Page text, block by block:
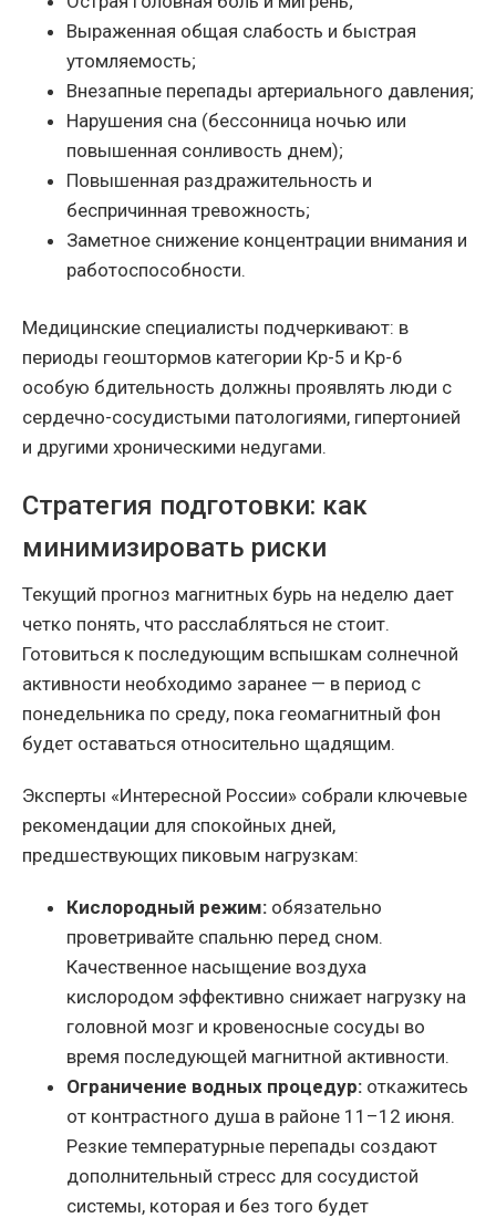
Выраженная общая слабость и быстрая
утомляемость;
Внезапные перепады артериального давления;
Нарушения сна (бессонница ночью или
повышенная сонливость днем);
Повышенная раздражительность и
беспричинная тревожность;
Заметное снижение концентрации внимания и
работоспособности.
Медицинские специалисты подчеркивают: в
периоды геоштормов категории Kp-5 и Kp-6
особую бдительность должны проявлять люди с
сердечно-сосудистыми патологиями, гипертонией
и другими хроническими недугами.
Стратегия подготовки: как
минимизировать риски
Текущий прогноз магнитных бурь на неделю дает
четко понять, что расслабляться не стоит.
Готовиться к последующим вспышкам солнечной
активности необходимо заранее — в период с
понедельника по среду, пока геомагнитный фон
будет оставаться относительно щадящим.
Эксперты «Интересной России» собрали ключевые
рекомендации для спокойных дней,
предшествующих пиковым нагрузкам:
Кислородный режим: обязательно
проветривайте спальню перед сном.
Качественное насыщение воздуха
кислородом эффективно снижает нагрузку на
головной мозг и кровеносные сосуды во
время последующей магнитной активности.
Ограничение водных процедур: откажитесь
от контрастного душа в районе 11–12 июня.
Резкие температурные перепады создают
дополнительный стресс для сосудистой
системы, которая и без того будет